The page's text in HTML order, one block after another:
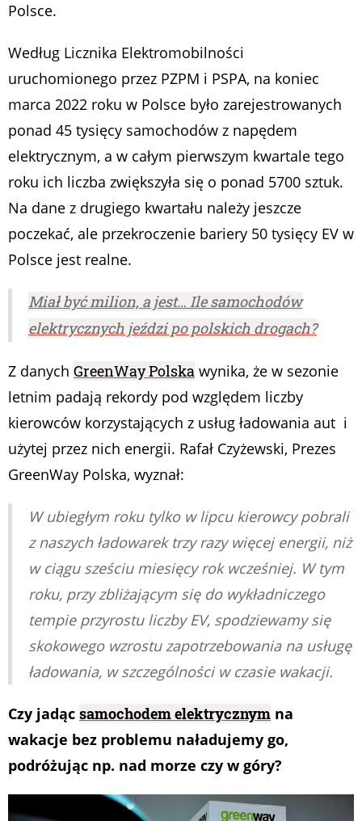
Polsce.
Według Licznika Elektromobilności
uruchomionego przez PZPM i PSPA, na koniec
marca 2022 roku w Polsce było zarejestrowanych
ponad 45 tysięcy samochodów z napędem
elektrycznym, a w całym pierwszym kwartale tego
roku ich liczba zwiększyła się o ponad 5700 sztuk.
Na dane z drugiego kwartału należy jeszcze
poczekać, ale przekroczenie bariery 50 tysięcy EV w
Polsce jest realne.
Miał być milion, a jest… Ile samochodów
elektrycznych jeździ po polskich drogach?
Z danych GreenWay Polska wynika, że w sezonie
letnim padają rekordy pod względem liczby
kierowców korzystających z usług ładowania aut i
użytej przez nich energii. Rafał Czyżewski, Prezes
GreenWay Polska, wyznał:
W ubiegłym roku tylko w lipcu kierowcy pobrali
z naszych ładowarek trzy razy więcej energii, niż
w ciągu sześciu miesięcy rok wcześniej. W tym
roku, przy zbliżającym się do wykładniczego
tempie przyrostu liczby EV, spodziewamy się
skokowego wzrostu zapotrzebowania na usługę
ładowania, w szczególności w czasie wakacji.
Czy jadąc samochodem elektrycznym na
wakacje bez problemu naładujemy go,
podróżując np. nad morze czy w góry?